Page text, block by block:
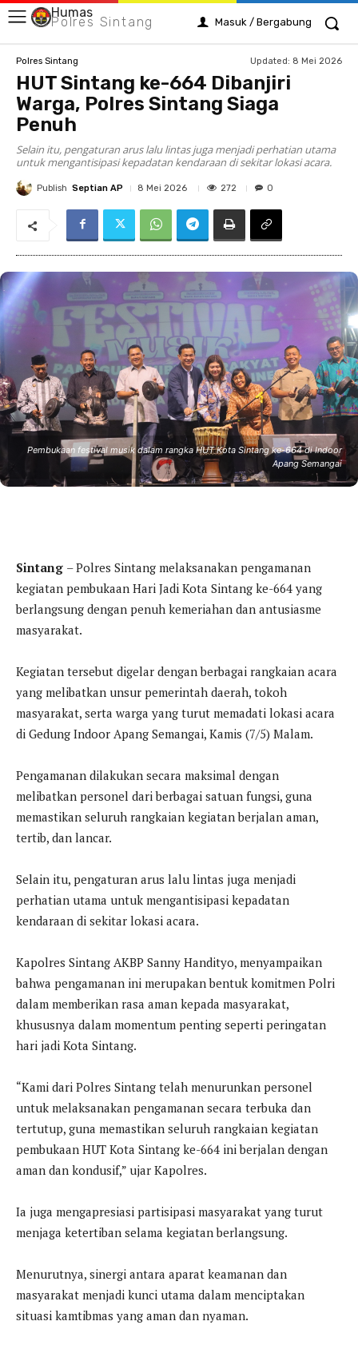
Humas
Polres Sintang Masuk / Bergabung
Polres Sintang Updated: 8 Mei 2026
HUT Sintang ke-664 Dibanjiri
Warga, Polres Sintang Siaga
Penuh
Selain itu, pengaturan arus lalu lintas juga menjadi perhatian utama
untuk mengantisipasi kepadatan kendaraan di sekitar lokasi acara.
Publish Septian AP 8 Mei 2026 272 0
Pembukaan festival musik dalam rangka HUT Kota Sintang ke-664 di Indoor
Apang Semangai
Sintang – Polres Sintang melaksanakan pengamanan
kegiatan pembukaan Hari Jadi Kota Sintang ke-664 yang
berlangsung dengan penuh kemeriahan dan antusiasme
masyarakat.
Kegiatan tersebut digelar dengan berbagai rangkaian acara
yang melibatkan unsur pemerintah daerah, tokoh
masyarakat, serta warga yang turut memadati lokasi acara
di Gedung Indoor Apang Semangai, Kamis (7/5) Malam.
Pengamanan dilakukan secara maksimal dengan
melibatkan personel dari berbagai satuan fungsi, guna
memastikan seluruh rangkaian kegiatan berjalan aman,
tertib, dan lancar.
Selain itu, pengaturan arus lalu lintas juga menjadi
perhatian utama untuk mengantisipasi kepadatan
kendaraan di sekitar lokasi acara.
Kapolres Sintang AKBP Sanny Handityo, menyampaikan
bahwa pengamanan ini merupakan bentuk komitmen Polri
dalam memberikan rasa aman kepada masyarakat,
khususnya dalam momentum penting seperti peringatan
hari jadi Kota Sintang.
“Kami dari Polres Sintang telah menurunkan personel
untuk melaksanakan pengamanan secara terbuka dan
tertutup, guna memastikan seluruh rangkaian kegiatan
pembukaan HUT Kota Sintang ke-664 ini berjalan dengan
aman dan kondusif,” ujar Kapolres.
Ia juga mengapresiasi partisipasi masyarakat yang turut
menjaga ketertiban selama kegiatan berlangsung.
Menurutnya, sinergi antara aparat keamanan dan
masyarakat menjadi kunci utama dalam menciptakan
situasi kamtibmas yang aman dan nyaman.